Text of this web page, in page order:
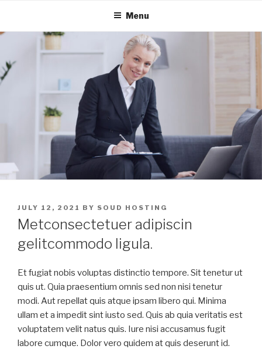
content
Menu
POSTED
ON
JULY 12, 2021 BY SOUD HOSTING
Metconsectetuer adipiscin
gelitcommodo ligula.
Et fugiat nobis voluptas distinctio tempore. Sit tenetur ut
quis ut. Quia praesentium omnis sed non nisi tenetur
modi. Aut repellat quis atque ipsam libero qui. Minima
ullam et a impedit sint iusto sed. Quis ab quia veritatis est
voluptatem velit natus quis. Iure nisi accusamus fugit
labore cumque. Dolor vero quidem at quis deserunt id.